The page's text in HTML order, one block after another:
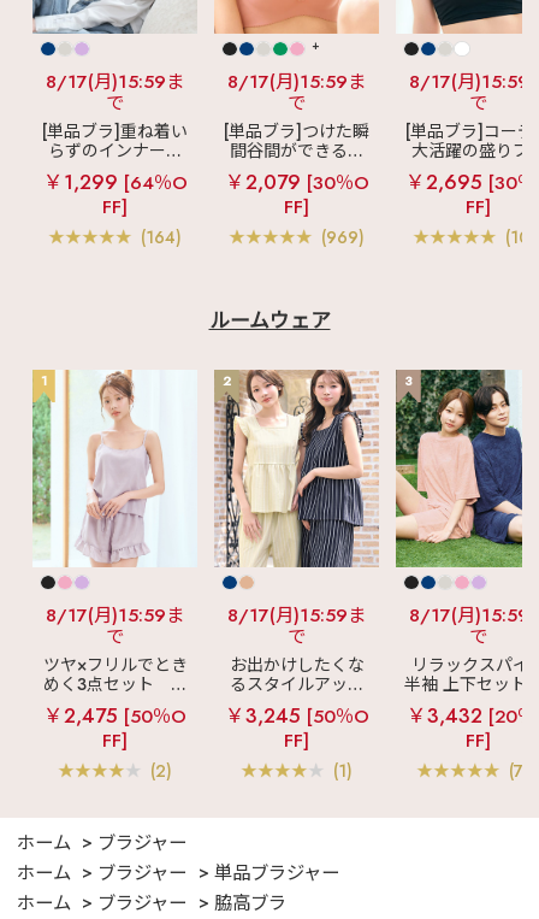
8/17(月)15:59ま
で
[単品ブラ]重ね着い
らずのインナーブ
ラ
リッチバスト
ブラトップ (ワイヤ
ー入り)
￥1,299 [64％O
FF]
(164)
+
8/17(月)15:59ま
で
[単品ブラ]つけた瞬
間谷間ができるシ
ームレスブラ
超
盛ブラ(R) シームレ
ス 単品ブラジャー
￥2,079 [30％O
FF]
(969)
8/17(月)15:59
で
[単品ブラ]コーデ
大活躍の盛りブ
ショートレン
ス ブラトップ 超
ブラ(R) 単品ブ
ャー
￥2,695 [30
FF]
ルームウェア
1
8/17(月)15:59ま
で
ツヤ×フリルでとき
めく3点セット
シ
ルキー ショートパ
ンツ 3点セット
￥2,475 [50％O
FF]
(2)
2
8/17(月)15:59ま
で
お出かけしたくな
るスタイルアップ
見え
ストライプ
フリル ロングパン
ツ 綿混 上下セット
￥3,245 [50％O
FF]
(1)
3
8/17(月)15:59
で
リラックスパイ
半袖 上下セット
女兼用サイズ)
￥3,432 [20
FF]
ホーム
ブラジャー
ホーム
ブラジャー
単品ブラジャー
ホーム
ブラジャー
脇高ブラ